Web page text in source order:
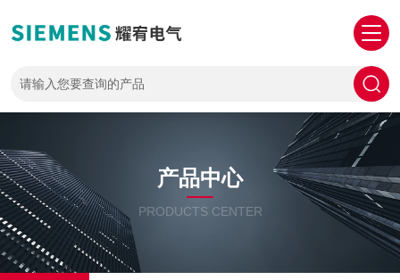
产品中心
PRODUCTS CENTER